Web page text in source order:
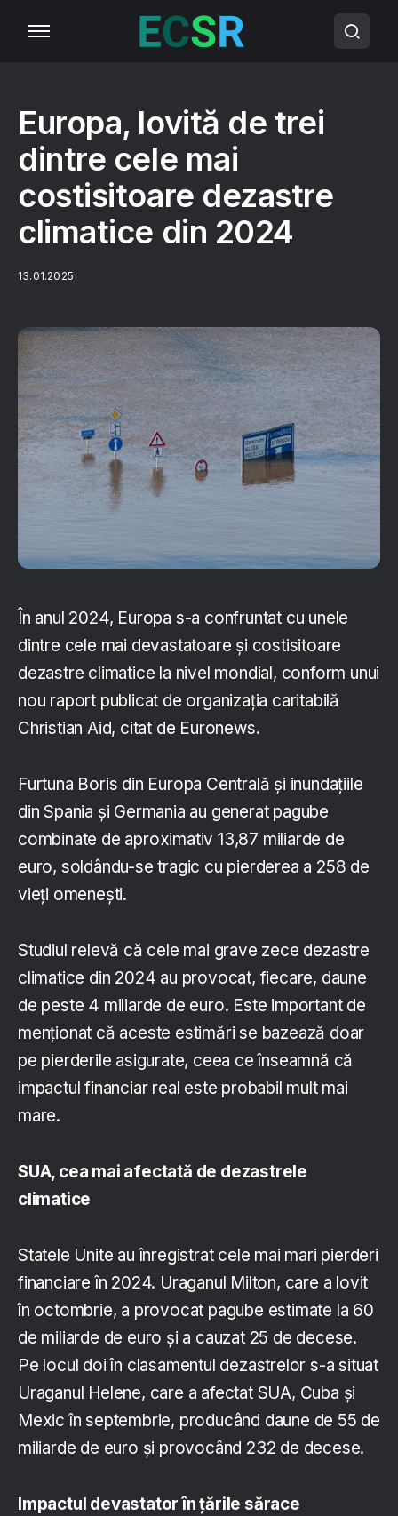
Europa, lovită de trei
dintre cele mai
costisitoare dezastre
climatice din 2024
13.01.2025
În anul 2024, Europa s-a confruntat cu unele
dintre cele mai devastatoare și costisitoare
dezastre climatice la nivel mondial, conform unui
nou raport publicat de organizația caritabilă
Christian Aid, citat de Euronews.
Furtuna Boris din Europa Centrală și inundațiile
din Spania și Germania au generat pagube
combinate de aproximativ 13,87 miliarde de
euro, soldându-se tragic cu pierderea a 258 de
vieți omenești.
Studiul relevă că cele mai grave zece dezastre
climatice din 2024 au provocat, fiecare, daune
de peste 4 miliarde de euro. Este important de
menționat că aceste estimări se bazează doar
pe pierderile asigurate, ceea ce înseamnă că
impactul financiar real este probabil mult mai
mare.
SUA, cea mai afectată de dezastrele
climatice
Statele Unite au înregistrat cele mai mari pierderi
financiare în 2024. Uraganul Milton, care a lovit
în octombrie, a provocat pagube estimate la 60
de miliarde de euro și a cauzat 25 de decese.
Pe locul doi în clasamentul dezastrelor s-a situat
Uraganul Helene, care a afectat SUA, Cuba și
Mexic în septembrie, producând daune de 55 de
miliarde de euro și provocând 232 de decese.
Impactul devastator în țările sărace